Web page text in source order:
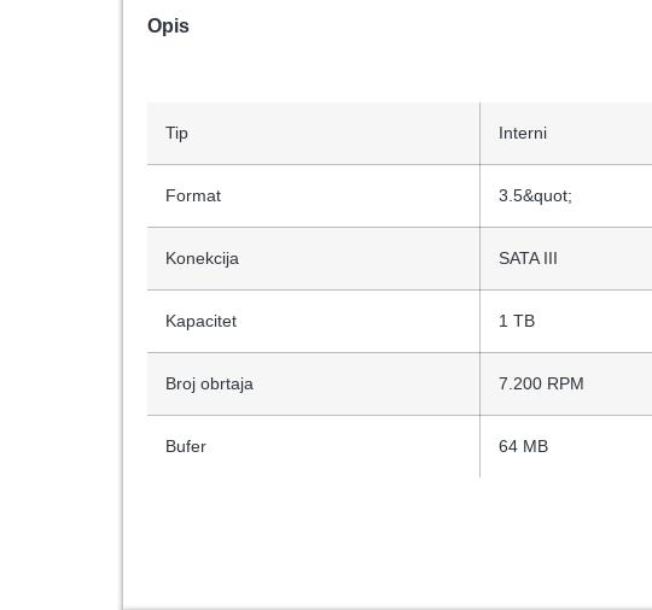
Opis
Tip Interni
Format 3.5&quot;
Konekcija SATA III
Kapacitet 1 TB
Broj obrtaja 7.200 RPM
Bufer 64 MB